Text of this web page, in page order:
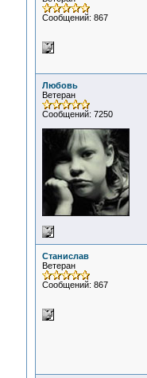
Сообщений: 867
Любовь
Ветеран
Сообщений: 7250
Станислав
Ветеран
Сообщений: 867